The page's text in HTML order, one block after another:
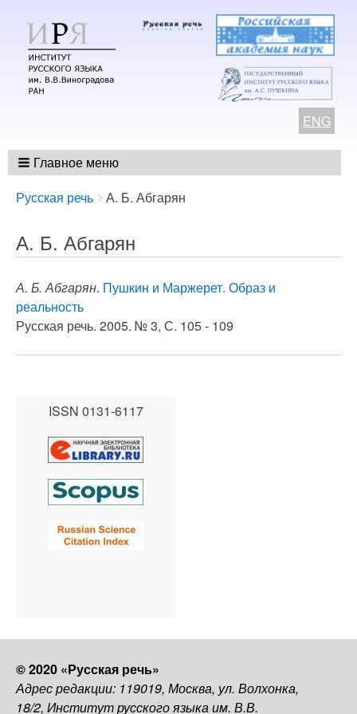
ENG
Главное меню
Breadcrumbs
You
here:
Русская речь А. Б. Абгарян
А. Б. Абгарян
А. Б. Абгарян. Пушкин и Маржерет. Образ и
реальность
Русская речь. 2005. № 3, С. 105 - 109
ISSN 0131-6117
© 2020 «Русская речь»
Адрес редакции: 119019, Москва, ул. Волхонка,
18/2, Институт русского языка им. В.В.